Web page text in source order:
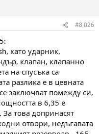
#8,026
като ударник,
клапан, клапанно
на спусъка са
разлика е в цевната
заключват помежду си,
в 6,35 е
това допринасят
отвори, недъгавата